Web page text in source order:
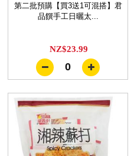
第二批預購【買3送1可混搭】君
品饌手工日曬太...
NZ$23.99
0